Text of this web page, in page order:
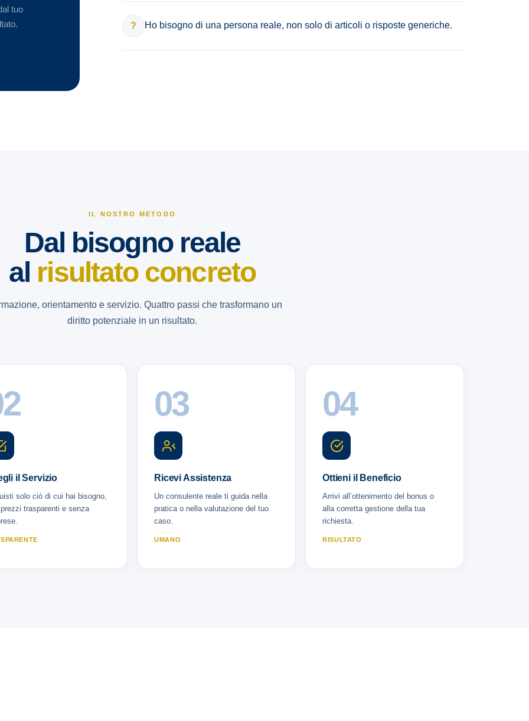
tuo
? Ho bisogno di una persona reale, non solo di articoli o risposte generiche.
IL NOSTRO METODO
Dal bisogno reale
al risultato concreto
orientamento e servizio. Quattro passi che trasformano un
diritto potenziale in un risultato.
il Servizio
solo ciò di cui hai bisogno,
trasparenti e senza
03
Ricevi Assistenza
Un consulente reale ti guida nella
pratica o nella valutazione del tuo
caso.
UMANO
04
Ottieni il Beneficio
Arrivi all’ottenimento del bonus o
alla corretta gestione della tua
richiesta.
RISULTATO